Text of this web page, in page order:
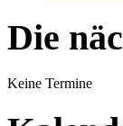
Die
Keine Termine